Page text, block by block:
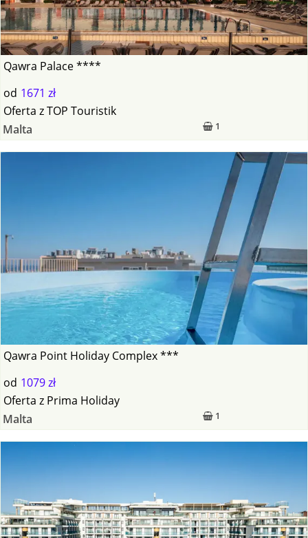
Qawra Palace ****
od 1671 zł
1
Oferta zTOP Touristik
Malta
Qawra Point Holiday Complex ***
od 1079 zł
1
Oferta z Prima Holiday
Malta